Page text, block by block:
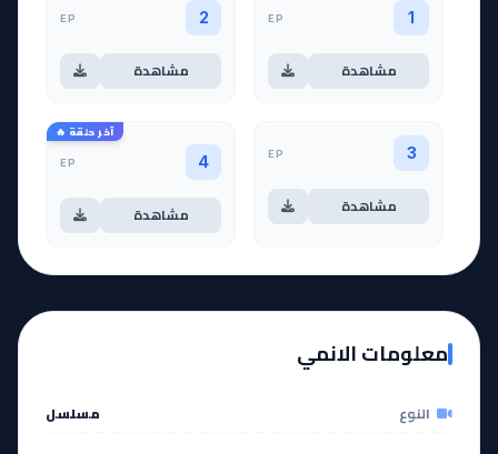
1
EP
مشاهدة
2
EP
مشاهدة
3
EP
مشاهدة
آخر حلقة 🔥
4
EP
مشاهدة
معلومات الانمي
النوع مسلسل